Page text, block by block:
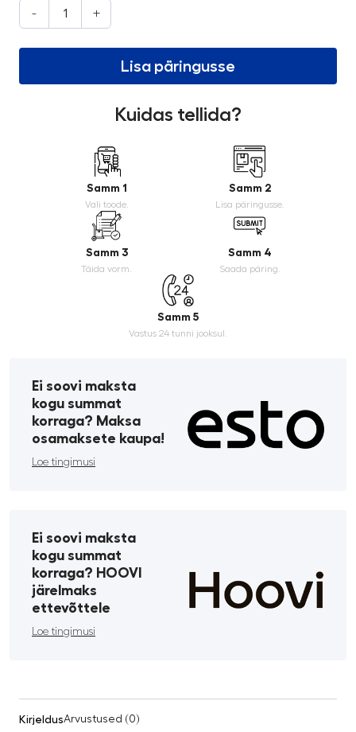
- +
Lisa päringusse
Kuidas tellida?
Samm 1
Vali toode.
Samm 2
Lisa päringusse.
Samm 3
Täida vorm.
Samm 4
Saada päring.
Samm 5
Vastus 24 tunni jooksul.
Ei soovi maksta
kogu summat
korraga? Maksa
osamaksete kaupa!
Loe tingimusi
Ei soovi maksta
kogu summat
korraga? HOOVI
järelmaks
ettevõttele
Loe tingimusi
KirjeldusArvustused (0)